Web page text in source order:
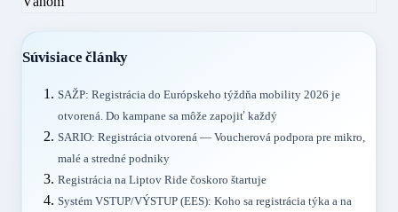
Súvisiace články
SAŽP: Registrácia do Európskeho týždňa mobility 2026 je
otvorená. Do kampane sa môže zapojiť každý
SARIO: Registrácia otvorená — Voucherová podpora pre mikro,
malé a stredné podniky
Registrácia na Liptov Ride čoskoro štartuje
Systém VSTUP/VÝSTUP (EES): Koho sa registrácia týka a na